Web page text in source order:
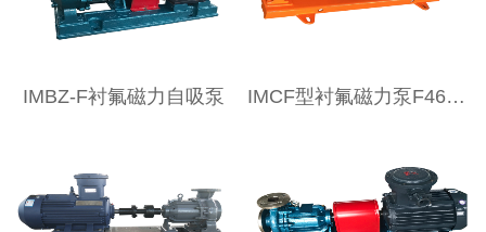
IMBZ-F衬氟磁力自吸泵 IMCF型衬氟磁力泵F46材质